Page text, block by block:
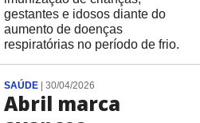
gestantes e idosos diante do
aumento de doenças
respiratórias no período de frio.
SAÚDE| 30/04/2026
Abril marca